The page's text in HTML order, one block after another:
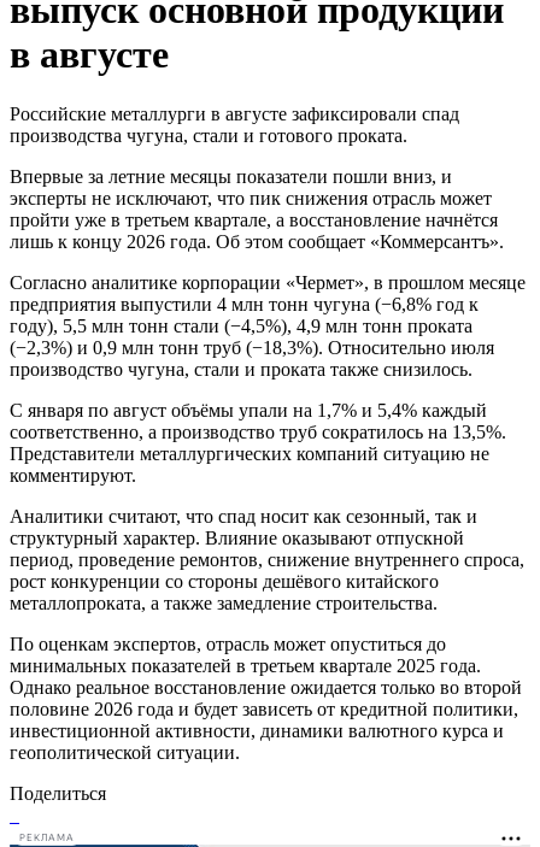
выпуск основной продукции
в августе
Российские металлурги в августе зафиксировали спад
производства чугуна, стали и готового проката.
Впервые за летние месяцы показатели пошли вниз, и
эксперты не исключают, что пик снижения отрасль может
пройти уже в третьем квартале, а восстановление начнётся
лишь к концу 2026 года. Об этом сообщает «Коммерсантъ».
Согласно аналитике корпорации «Чермет», в прошлом месяце
предприятия выпустили 4 млн тонн чугуна (−6,8% год к
году), 5,5 млн тонн стали (−4,5%), 4,9 млн тонн проката
(−2,3%) и 0,9 млн тонн труб (−18,3%). Относительно июля
производство чугуна, стали и проката также снизилось.
С января по август объёмы упали на 1,7% и 5,4% каждый
соответственно, а производство труб сократилось на 13,5%.
Представители металлургических компаний ситуацию не
комментируют.
Аналитики считают, что спад носит как сезонный, так и
структурный характер. Влияние оказывают отпускной
период, проведение ремонтов, снижение внутреннего спроса,
рост конкуренции со стороны дешёвого китайского
металлопроката, а также замедление строительства.
По оценкам экспертов, отрасль может опуститься до
минимальных показателей в третьем квартале 2025 года.
Однако реальное восстановление ожидается только во второй
половине 2026 года и будет зависеть от кредитной политики,
инвестиционной активности, динамики валютного курса и
геополитической ситуации.
Поделиться
РЕКЛАМА